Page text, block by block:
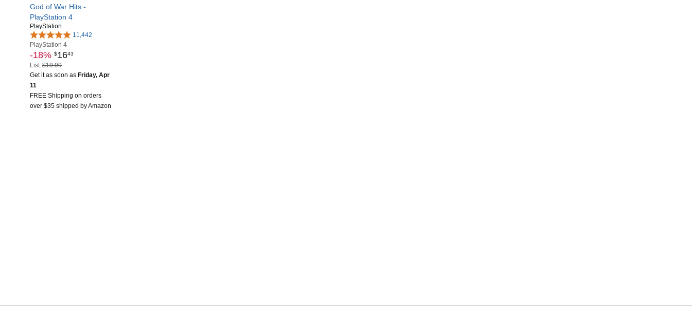
God of War Hits -
PlayStation 4
PlayStation
11,442
PlayStation 4
-18% $1643
List:$19.99
Get it as soon as Friday, Apr
11
FREE Shipping on orders
over $35 shipped by Amazon